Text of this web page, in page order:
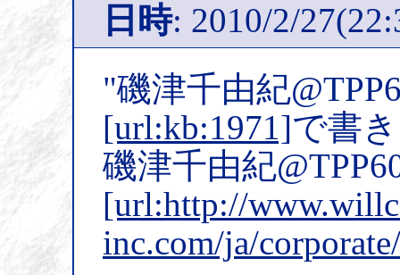
日時: 2010/2/
"磯津千由紀
[url:kb:1971]で書
磯津千由紀
[url:http://
inc.com/ja/